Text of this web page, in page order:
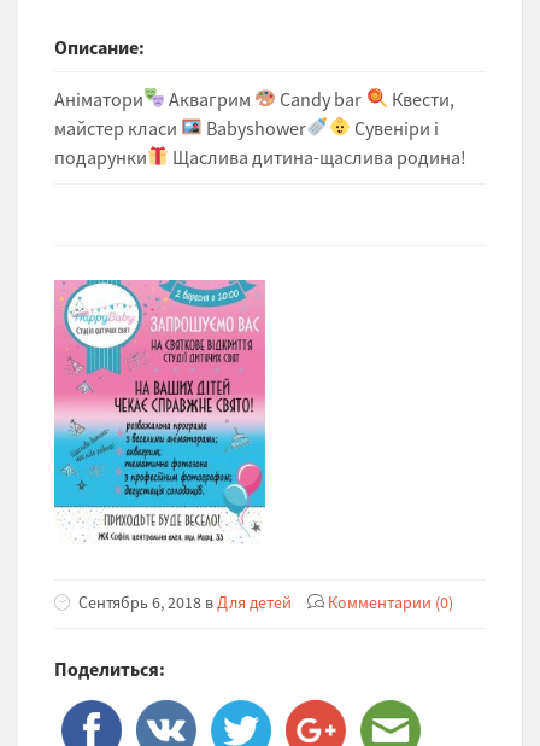
Описание:
Аніматори Аквагрим Candy bar
Квести,
майстер класи
Babyshower
Сувеніри і
подарунки
Щаслива дитина-щаслива родина!
Сентябрь 6, 2018 вДля детей Комментарии (0)
Поделиться: